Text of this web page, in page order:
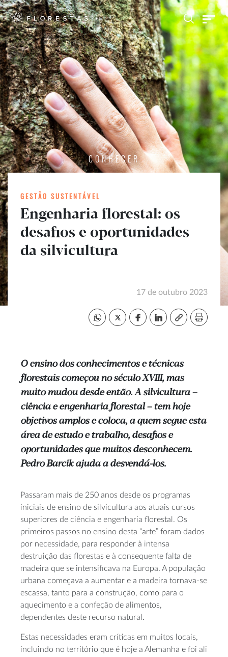
CONHECER
GESTÃO SUSTENTÁVEL
Engenharia florestal: os
desafios e oportunidades
da silvicultura
17 de outubro 2023
O ensino dos conhecimentos e técnicas
florestais começou no século XVIII, mas
muito mudou desde então. A silvicultura –
ciência e engenharia florestal – tem hoje
objetivos amplos e coloca, a quem segue esta
área de estudo e trabalho, desafios e
oportunidades que muitos desconhecem.
Pedro Barcik ajuda a desvendá-los.
Passaram mais de 250 anos desde os programas
iniciais de ensino de silvicultura aos atuais cursos
superiores de ciência e engenharia florestal. Os
primeiros passos no ensino desta “arte” foram dados
por necessidade, para responder à intensa
destruição das florestas e à consequente falta de
madeira que se intensificava na Europa. A população
urbana começava a aumentar e a madeira tornava-se
escassa, tanto para a construção, como para o
aquecimento e a confeção de alimentos,
dependentes deste recurso natural.
Estas necessidades eram críticas em muitos locais,
incluindo no território que é hoje a Alemanha e foi ali